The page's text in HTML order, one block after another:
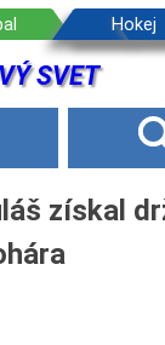
získal